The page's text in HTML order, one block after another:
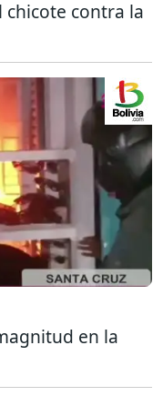
chicote contra la
en la